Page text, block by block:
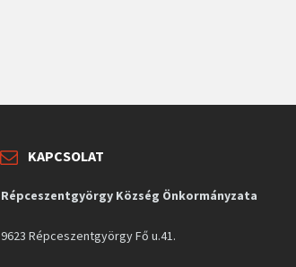
KAPCSOLAT
Répceszentgyörgy Község Önkormányzata
9623 Répceszentgyörgy Fő u.41.